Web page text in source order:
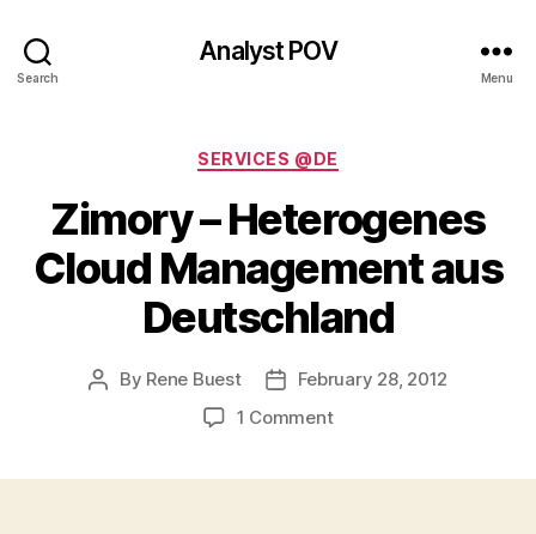
Search
Analyst POV
Menu
Categories
SERVICES @DE
Zimory – Heterogenes
Cloud Management aus
Deutschland
Post
By Rene Buest
PostFebruary 28, 2012
1 Commenton